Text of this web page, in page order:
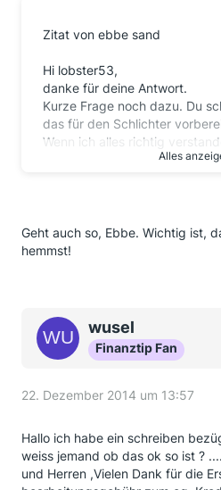
Zitat von ebbe sand
Hi lobster53,
danke für deine Antwort.
Kurze Frage noch dazu. Du
das für den Schlichter
Wenn ich alles richtig
das Schreiben an die Bank
Dann könnte ich also auch
Wochenfrist geben, da die
Alles
Geht auch so, Ebbe. Wichtig ist,
hemmst!
wusel
Finanztip Fan
22. Dezember 2014 um 13:57
Hallo ich habe ein schreiben
weiss jemand ob das ok so ist ?
und Herren ,Vielen Dank für die